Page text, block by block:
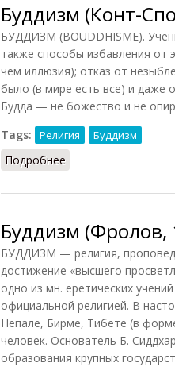
Буддизм (Конт-
БУДДИЗМ (BOUDDHISME).
также способы избавления от
чем иллюзия); отказ от
было (в мире есть все) и даже
Будда — не божество и не
Tags:
Религия Буддизм
Подробнее
Буддизм (Фролов,
БУДДИЗМ — религия,
достижение «высшего
одно из мн. еретических
официальной религией. В
Непале, Бирме, Тибете (в
человек. Основатель Б.
образования крупных